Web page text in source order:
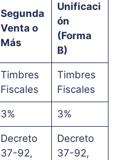
Segunda
Venta o
Más
Unificaci
ón
(Forma
B)
Timbres
Fiscales
Timbres
Fiscales
3% 3%
Decreto
37-92,
Decreto
37-92,